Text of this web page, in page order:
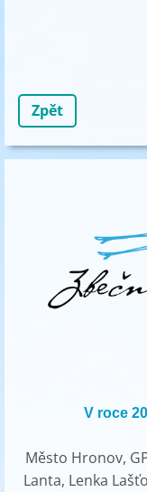
Zpět
V roce
Město Hronov,
Lanta, Lenka